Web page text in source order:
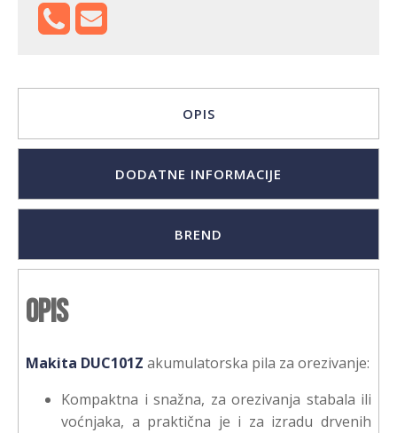
OPIS
DODATNE INFORMACIJE
BREND
Opis
Makita DUC101Z akumulatorska pila za orezivanje:
Kompaktna i snažna, za orezivanja stabala ili
voćnjaka, a praktična je i za izradu drvenih